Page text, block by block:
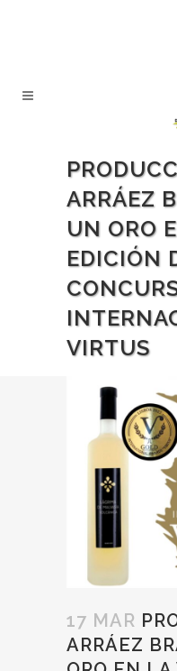
ARRÁEZ
UN ORO
EDICIÓN
VIRTUS
17 MAR
ARRÁEZ